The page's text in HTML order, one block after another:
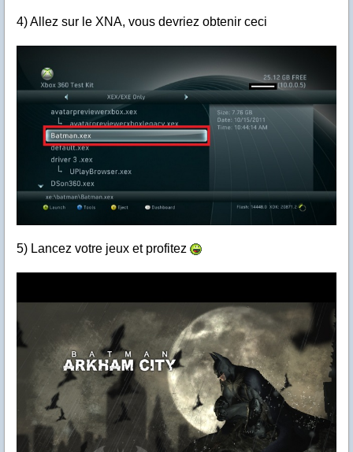
4) Allez sur le XNA, vous devriez obtenir ceci
5) Lancez votre jeux et profitez